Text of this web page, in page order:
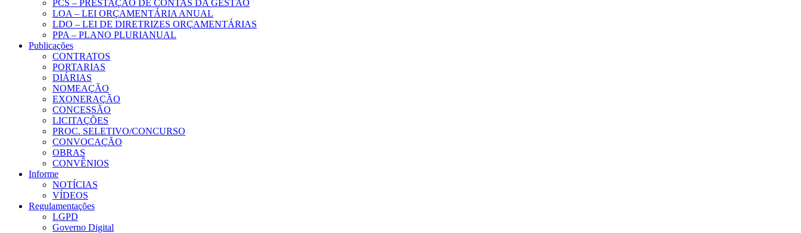
PCS – PRESTAÇÃO DE CONTAS DA GESTÃO
LOA – LEI ORÇAMENTÁRIA ANUAL
LDO – LEI DE DIRETRIZES ORÇAMENTÁRIAS
PPA – PLANO PLURIANUAL
Publicações
CONTRATOS
PORTARIAS
DIÁRIAS
NOMEAÇÃO
EXONERAÇÃO
CONCESSÃO
LICITAÇÕES
PROC. SELETIVO/CONCURSO
CONVOCAÇÃO
OBRAS
CONVÊNIOS
Informe
NOTÍCIAS
VÍDEOS
Regulamentações
LGPD
Governo Digital